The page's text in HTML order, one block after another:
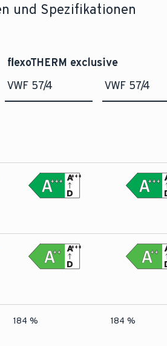
und Spezifikationen
flexoTHERM exclusive
VWF 57/4
VWF 57/4
+++
D
A+++
+++
++
D
A+++
++
184 % 184 %